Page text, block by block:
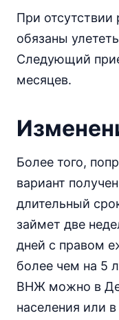
При отсутствии
обязаны
Следующий
месяцев.
Более того,
вариант
длительный
займет две
дней с правом
более чем на 5
ВНЖ можно в
населения или